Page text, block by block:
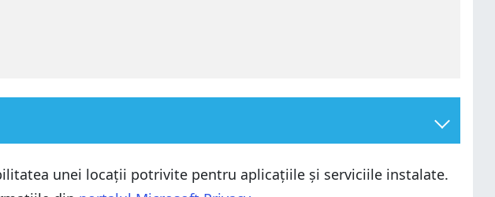
unei locații potrivite pentru aplicațiile și serviciile instalate.